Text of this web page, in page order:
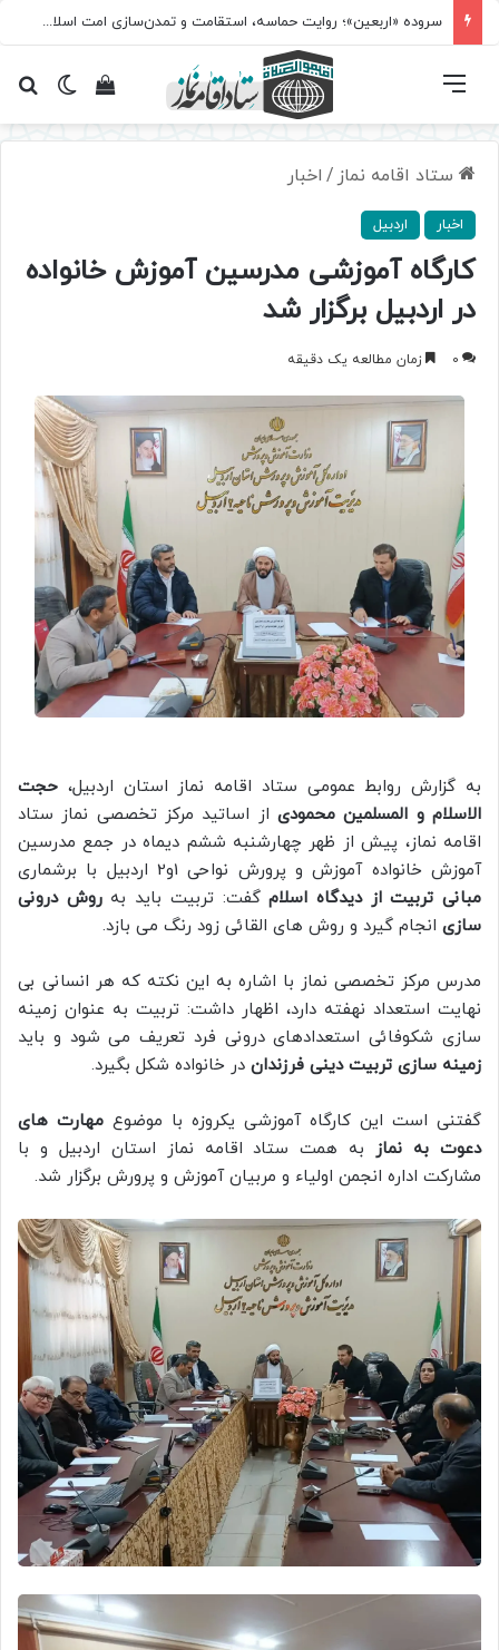
سروده‌ «اربعین»؛ روایت حماسه، استقامت و تمدن‌سازی امت اسلامی
تغییرمشاهده فهرست
ستاد اقامه نماز / اخبار
اخبار اردبیل
کارگاه آموزشی مدرسین آموزش خانواده
در اردبیل برگزار شد
0 زمان مطالعه یک دقیقه
به گزارش روابط عمومی ستاد اقامه نماز استان اردبیل، حجت
الاسلام و المسلمین محمودی از اساتید مرکز تخصصی نماز ستاد
اقامه نماز، پیش از ظهر چهارشنبه ششم دیماه در جمع مدرسین
آموزش خانواده آموزش و پرورش نواحی 1و2 اردبیل با برشماری
مبانی تربیت از دیدگاه اسلامگفت: تربیت باید بهروش درونی
سازی انجام گیرد و روش های القائی زود رنگ می بازد.
مدرس مرکز تخصصی نماز با اشاره به این نکته که هر انسانی بی
نهایت استعداد نهفته دارد، اظهار داشت: تربیت به عنوان زمینه
سازی شکوفائی استعدادهای درونی فرد تعریف می شود و باید
زمینه سازی تربیت دینی فرزندان در خانواده شکل بگیرد.
گفتنی است این کارگاه آموزشی یکروزه با موضوع مهارت های
دعوت به نماز
به همت ستاد اقامه نماز استان اردبیل و با
مشارکت اداره انجمن اولیاء و مربیان آموزش و پرورش برگزار شد.